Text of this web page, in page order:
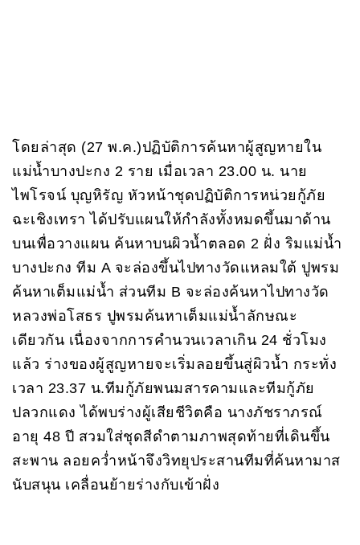
โดยล่าสุด (27 พ.ค.)ปฏิบัติการค้นหาผู้สูญหายใน
แม่น้ำบางปะกง 2 ราย เมื่อเวลา 23.00 น. นาย
ไพโรจน์ บุญหิรัญ หัวหน้าชุดปฏิบัติการหน่วยกู้ภัย
ฉะเชิงเทรา ได้ปรับแผนให้กำลังทั้งหมดขึ้นมาด้าน
บนเพื่อวางแผน ค้นหาบนผิวน้ำตลอด 2 ฝั่ง ริมแม่น้ำ
บางปะกง ทีม A จะล่องขึ้นไปทางวัดแหลมใต้ ปูพรม
ค้นหาเต็มแม่น้ำ ส่วนทีม B จะล่องค้นหาไปทางวัด
หลวงพ่อโสธร ปูพรมค้นหาเต็มแม่น้ำลักษณะ
เดียวกัน เนื่องจากการคำนวนเวลาเกิน 24 ชั่วโมง
แล้ว ร่างของผู้สูญหายจะเริ่มลอยขึ้นสู่ผิวน้ำ กระทั่ง
เวลา 23.37 น.ทีมกู้ภัยพนมสารคามและทีมกู้ภัย
ปลวกแดง ได้พบร่างผู้เสียชีวิตคือ นางภัชราภรณ์
อายุ 48 ปี สวมใส่ชุดสีดำตามภาพสุดท้ายที่เดินขึ้น
สะพาน ลอยคว่ำหน้าจึงวิทยุประสานทีมที่ค้นหามาส
นับสนุน เคลื่อนย้ายร่างกับเข้าฝั่ง